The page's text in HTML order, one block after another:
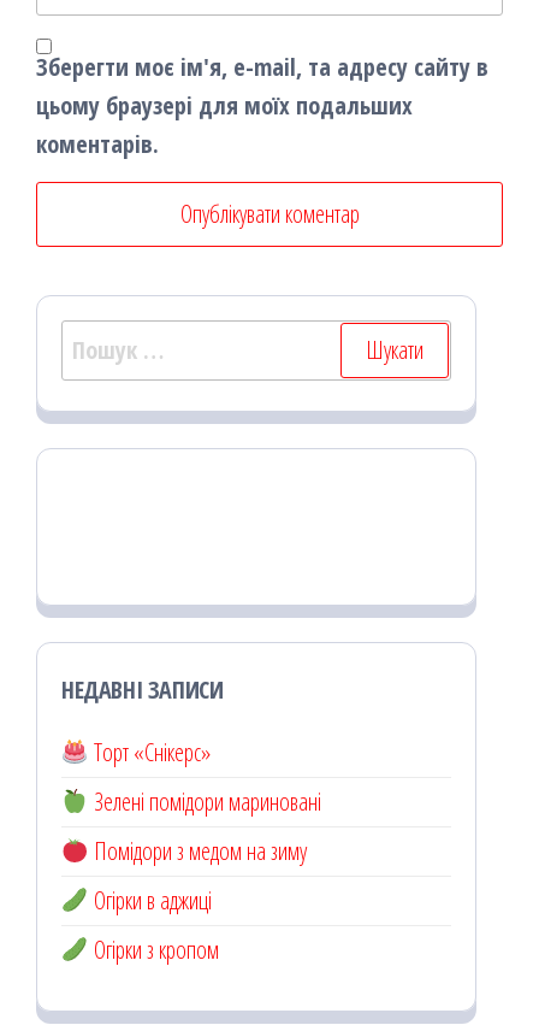
Зберегти моє ім'я, e-mail, та адресу сайту в
цьому браузері для моїх подальших
коментарів.
Пошук:
НЕДАВНІ ЗАПИСИ
Торт «Снікерс»
Зелені помідори мариновані
Помідори з медом на зиму
Огірки в аджиці
Огірки з кропом